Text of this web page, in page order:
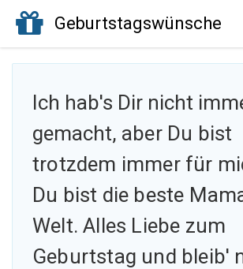
Geburtstagswünsche
Ich hab's Dir nicht
gemacht, aber Du bist
trotzdem immer für
Du bist die beste
Welt. Alles Liebe zum
Geburtstag und bleib'